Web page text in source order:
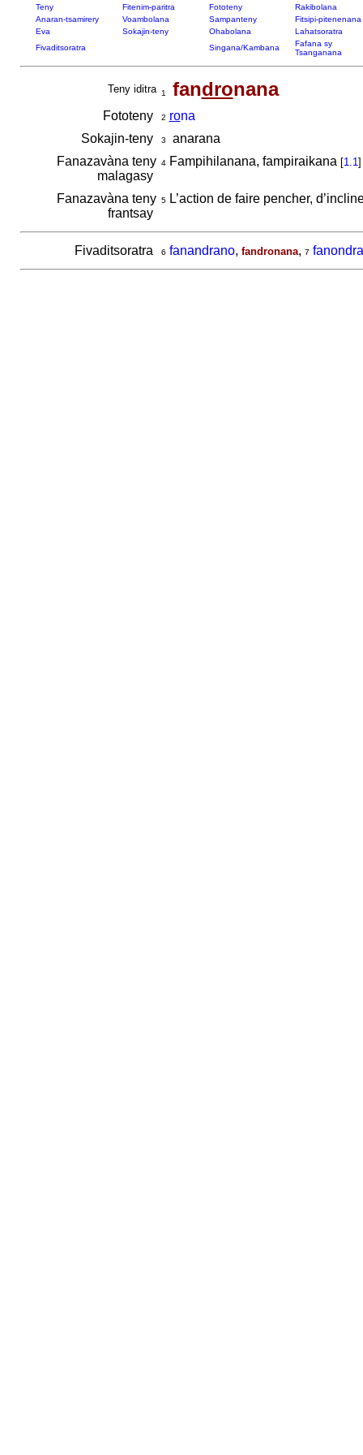
Teny Fitenim-paritra Fototeny
Rakibolana
Anaran-tsamirery
Voambolana Sampanteny
Fitsipi-pitenenana
Eva
Sokajin-teny Ohabolana
Lahatsoratra
Fivaditsoratra
Singana/Kambana
Fafana sy
Tsanganana
Teny iditra 1 fandronana
Fototeny 2 rona
Sokajin-teny
3
anarana
Fanazavàna teny
malagasy
4Fampihilanana, fampiraikana [1.1]
Fanazavàna teny
frantsay
5L’action de faire pencher,
Fivaditsoratra 6 fanandrano, fandronana, 7